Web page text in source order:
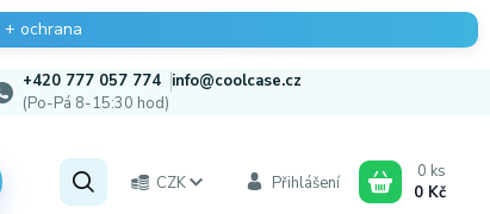
ochrana
+420 777 057 774 info@coolcase.cz
(Po-Pá 8-15:30 hod)
CZK Přihlášení
0 ks
0 Kč